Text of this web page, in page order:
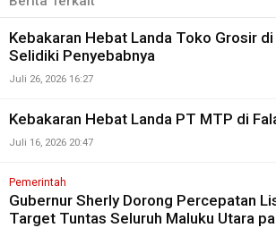
Kebakaran Hebat Landa Toko Grosir
Selidiki Penyebabnya
Juli 26, 2026 16:27
Kebakaran Hebat Landa PT MTP di
Juli 16, 2026 20:47
Pemerintah
Gubernur Sherly Dorong Percepatan
Target Tuntas Seluruh Maluku Utara